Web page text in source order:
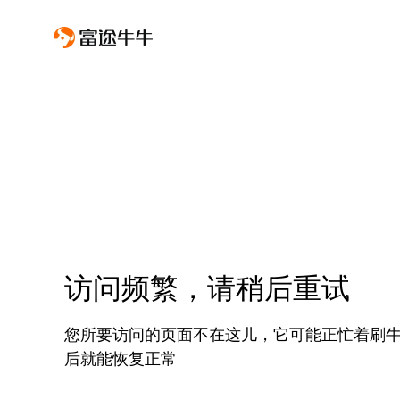
访问频繁，请稍后重试
您所要访问的页面不在这儿，它可能正忙着刷
后就能恢复正常